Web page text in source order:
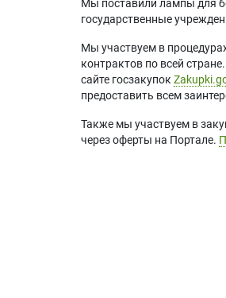
Мы поставили лампы для
государственные
Мы участвуем в
контрактов по всей
сайте госзакупок
предоставить всем
Также мы участвуем в
через оферты на Портале.